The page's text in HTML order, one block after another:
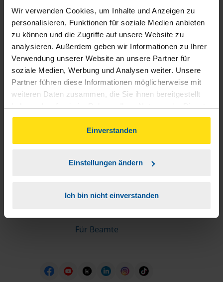
Wir verwenden Cookies, um Inhalte und Anzeigen zu
personalisieren, Funktionen für soziale Medien anbieten
zu können und die Zugriffe auf unsere Website zu
analysieren. Außerdem geben wir Informationen zu Ihrer
Verwendung unserer Website an unsere Partner für
soziale Medien, Werbung und Analysen weiter. Unsere
Partner führen diese Informationen möglicherweise mit
weiteren Daten zusammen, die Sie ihnen bereitgestellt
gesammelt haben. Indem Sie auf Einverstanden klicken,
können Sie der Verwendung von Cookies, gemäß
unserer
Einverstanden
Einstellungen ändern
Ich bin nicht einverstanden
Karriere
Presse
Kontakt
Informationen für Mitglieder
Schnelleinstiege
Steuererklärung machen lassen
Online-Steuererklärung
Die erste Steuererklärung
Für Azubis
Für Beamte